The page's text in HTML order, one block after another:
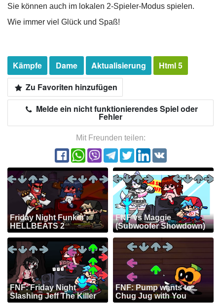
Sie können auch im lokalen 2-Spieler-Modus spielen.
Wie immer viel Glück und Spaß!
Kämpfe Dame Aktualisierung
Html 5
Zu Favoriten hinzufügen
Melde ein nicht funktionierendes Spiel oder
Fehler
Mit Freunden teilen:
Friday Night Funkin':
HELLBEATS 2
FNF vs Maggie
(Subwoofer Showdown)
FNF: Friday Night
Slashing Jeff The Killer
FNF: Pump wants to
Chug Jug with You